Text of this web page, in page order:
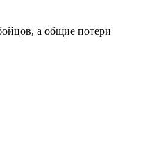
а общие потери